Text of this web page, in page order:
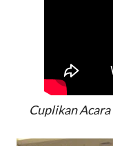
Cuplikan